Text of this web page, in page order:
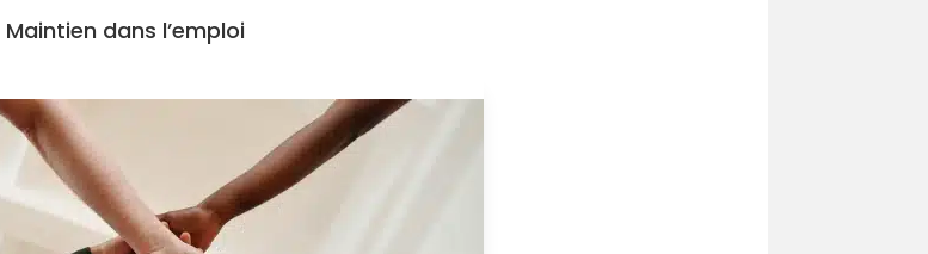
Maintien dans l’emploi